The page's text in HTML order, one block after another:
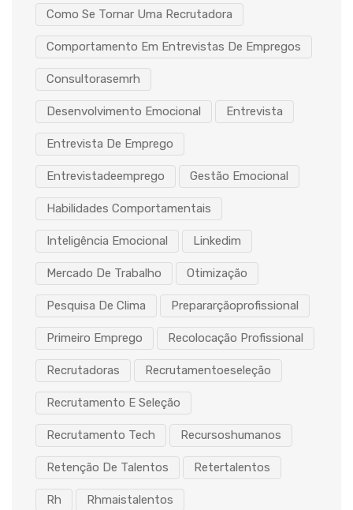
Como Se Tornar Uma Recrutadora
Comportamento Em Entrevistas De Empregos
Consultorasemrh
Desenvolvimento Emocional Entrevista
Entrevista De Emprego
Entrevistadeemprego Gestão Emocional
Habilidades Comportamentais
Inteligência Emocional Linkedim
Mercado De Trabalho Otimização
Pesquisa De Clima Prepararçãoprofissional
Primeiro Emprego Recolocação Profissional
Recrutadoras Recrutamentoeseleção
Recrutamento E Seleção
Recrutamento Tech Recursoshumanos
Retenção De Talentos Retertalentos
Rh Rhmaistalentos